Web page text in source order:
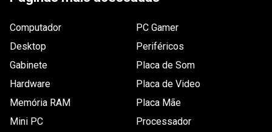
Computador
Desktop
Gabinete
Hardware
Memória RAM
Mini PC
PC Gamer
Periféricos
Placa de Som
Placa de Video
Placa Mãe
Processador
teclado
ssd
openbox
mouse
jonsbo